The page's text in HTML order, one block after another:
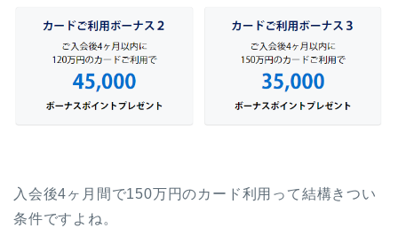
入会後4ヶ月間で150万円のカード利用って結構きつい
条件ですよね。